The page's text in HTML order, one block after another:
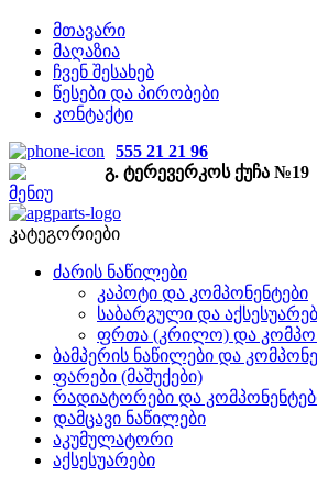
მთავარი
მაღაზია
ჩვენ შესახებ
წესები და პირობები
კონტაქტი
555 21 21 96
გ. ტერევერკოს ქუჩა №19
მენიუ
კატეგორიები
ძარის ნაწილები
კაპოტი და კომპონენტები
საბარგული და
ფრთა (კრილო) და
ბამპერის ნაწილები და
ფარები (მაშუქები)
რადიატორები და
დამცავი ნაწილები
აკუმულატორი
აქსესუარები